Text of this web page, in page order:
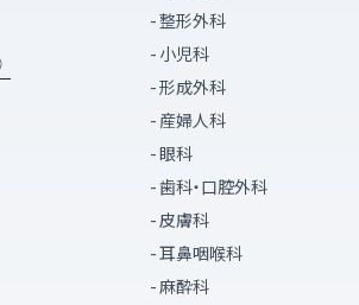
整形外科
小児科
形成外科
産婦人科
眼科
歯科・口腔外科
皮膚科
耳鼻咽喉科
麻酔科